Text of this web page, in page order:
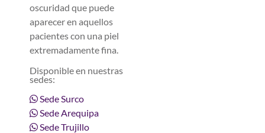
oscuridad que puede
aparecer en aquellos
pacientes con una piel
extremadamente fina.
Disponible en nuestras
sedes:
Sede Surco
Sede Arequipa
Sede Trujillo